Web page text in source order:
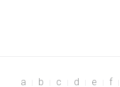
a b c d e f